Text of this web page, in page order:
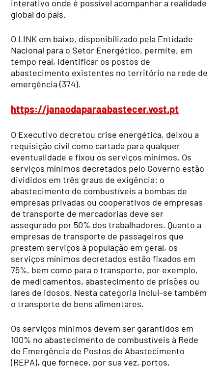
interativo onde é possível acompanhar a realidade
global do país.
O LINK em baixo, disponibilizado pela Entidade
Nacional para o Setor Energético, permite, em
tempo real, identificar os postos de
abastecimento existentes no território na rede de
emergência (374).
https://janaodaparaabastecer.vost.pt
O Executivo decretou crise energética, deixou a
requisição civil como cartada para qualquer
eventualidade e fixou os serviços mínimos. Os
serviços mínimos decretados pelo Governo estão
divididos em três graus de exigência: o
abastecimento de combustíveis a bombas de
empresas privadas ou cooperativos de empresas
de transporte de mercadorias deve ser
assegurado por 50% dos trabalhadores. Quanto a
empresas de transporte de passageiros que
prestem serviços à população em geral, os
serviços mínimos decretados estão fixados em
75%, bem como para o transporte, por exemplo,
de medicamentos, abastecimento de prisões ou
lares de idosos. Nesta categoria inclui-se também
o transporte de bens alimentares.
Os serviços mínimos devem ser garantidos em
100% no abastecimento de combustíveis à Rede
de Emergência de Postos de Abastecimento
(REPA), que fornece, por sua vez, portos,